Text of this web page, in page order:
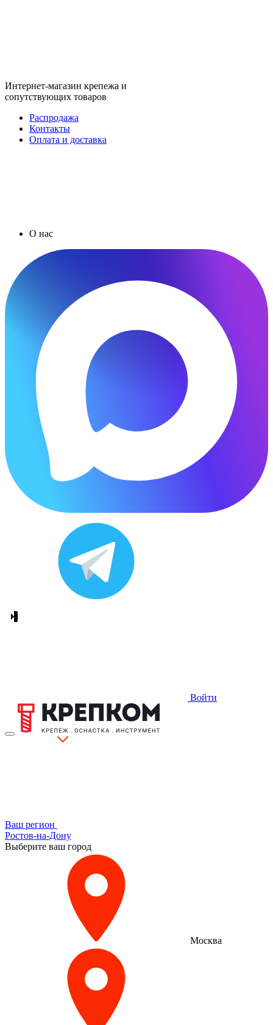
Интернет-магазин крепежа и
сопутствующих товаров
Распродажа
Контакты
Оплата и доставка
О нас
Войти
Ваш регион
Ростов-на-Дону
Выберите ваш город
Москва